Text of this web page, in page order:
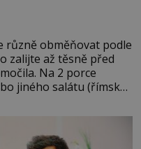
různě obměňovat podle
zalijte až těsně před
Na 2 porce
jiného salátu (římský
olivového oleje ✿ 1